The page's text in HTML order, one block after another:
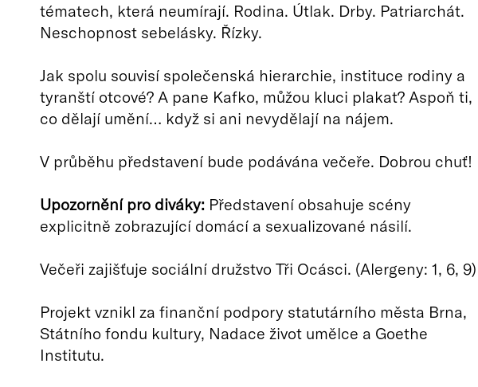
tématech, která neumírají. Rodina. Útlak. Drby. Patriarchát.
Neschopnost sebelásky. Řízky.
Jak spolu souvisí společenská hierarchie, instituce rodiny a
tyranští otcové? A pane Kafko, můžou kluci plakat? Aspoň ti,
co dělají umění… když si ani nevydělají na nájem.
V průběhu představení bude podávána večeře. Dobrou chuť!
Upozornění pro diváky:Představení obsahuje scény
explicitně zobrazující domácí a sexualizované násilí.
Večeři zajišťuje sociální družstvo Tři Ocásci. (Alergeny: 1, 6, 9)
Projekt vznikl za finanční podpory statutárního města Brna,
Státního fondu kultury, Nadace život umělce a Goethe
Institutu.